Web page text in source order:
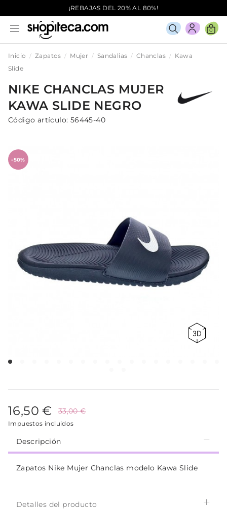
¡REBAJAS DEL 20% AL 80%!
0
Inicio Zapatos Mujer Sandalias Chanclas
Kawa
Slide
NIKE CHANCLAS MUJER
KAWA SLIDE NEGRO
Código artículo: 56445-40
-50%
16,50 € 33,00 €
Impuestos incluidos
Descripción
Zapatos Nike Mujer Chanclas modelo Kawa Slide
Detalles del producto